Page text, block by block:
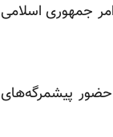
جمهوری اسلامی
حضور پیشمرگه‌های